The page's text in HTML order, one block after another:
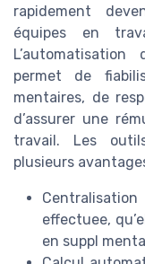
rapidement
équipes en
permet de
mentaires, de
d’assurer une
travail. Les
plusieurs
effectuee,
en suppl